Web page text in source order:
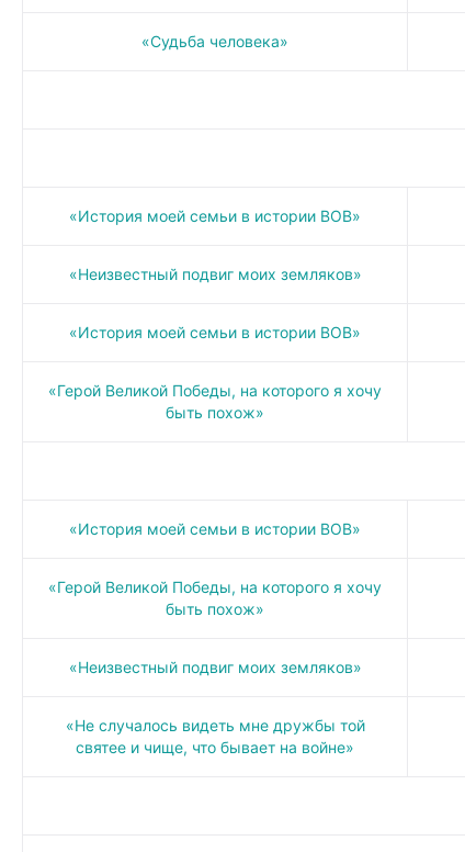
«Судьба человека»
«История моей семьи в истории ВОВ»
«Неизвестный подвиг моих земляков»
«История моей семьи в истории ВОВ»
«Герой Великой Победы, на которого я хочу
быть похож»
«История моей семьи в истории ВОВ»
«Герой Великой Победы, на которого я хочу
быть похож»
«Неизвестный подвиг моих земляков»
«Не случалось видеть мне дружбы той
святее и чище, что бывает на войне»